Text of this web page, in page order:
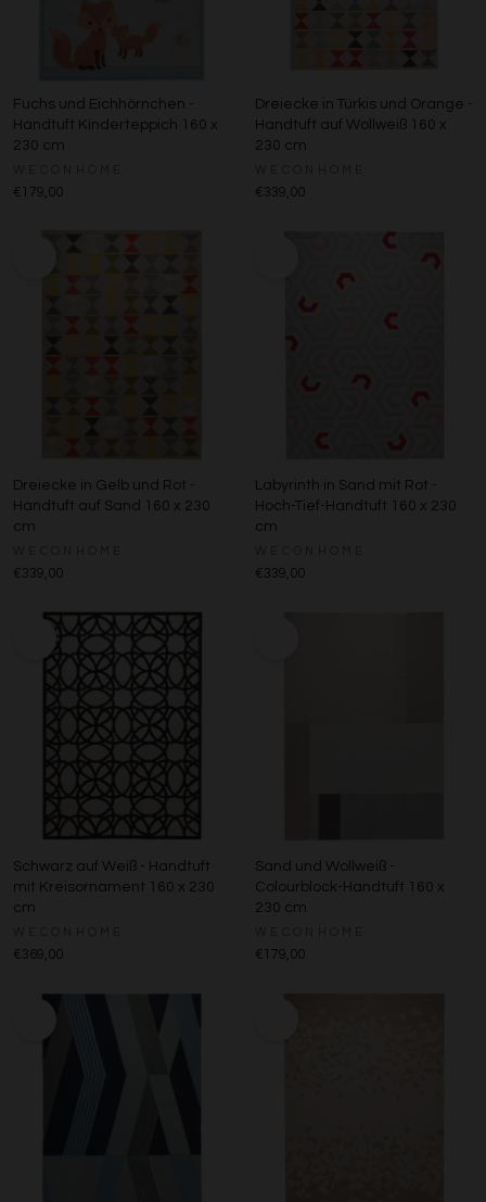
Fuchs und Eichhörnchen -
Handtuft Kinderteppich 160 x
230 cm
€179,00
Dreiecke in Türkis und Orange -
Handtuft auf Wollweiß 160 x
230 cm
€339,00
Dreiecke in Gelb und Rot -
Handtuft auf Sand 160 x 230
cm
€339,00
Labyrinth in Sand mit Rot -
Hoch-Tief-Handtuft 160 x 230
cm
€339,00
Schwarz auf Weiß - Handtuft
mit Kreisornament 160 x 230
cm
€369,00
Sand und Wollweiß -
Colourblock-Handtuft 160 x
230 cm
€179,00